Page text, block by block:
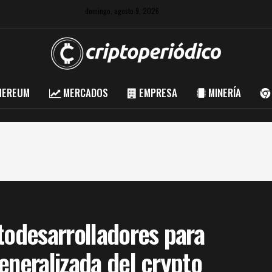
domingo, agosto 9, 2026
MERCADOS EMPRESA MINERÍA
para
del crypto